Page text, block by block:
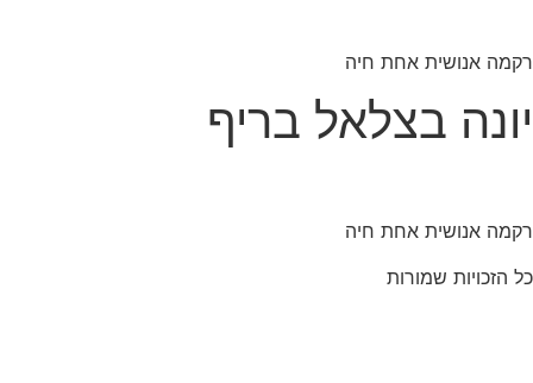
רקמה אנושית אחת חיה
יונה בצלאל בריף
רקמה אנושית אחת חיה
כל הזכויות שמורות